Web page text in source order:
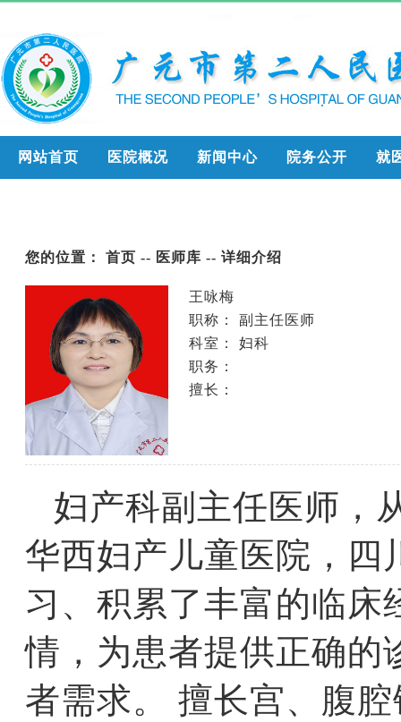
网站首页 医院概况 新闻中心 院务公开 就
您的位置： 首页 -- 医师库 -- 详细介绍
王咏梅
职称： 副主任医师
科室：妇科
职务：
擅长：
妇产科副主任医师，
华西妇产儿童医院，四
习、积累了丰富的临床
情，为患者提供正确的
者需求。 擅长宫、腹